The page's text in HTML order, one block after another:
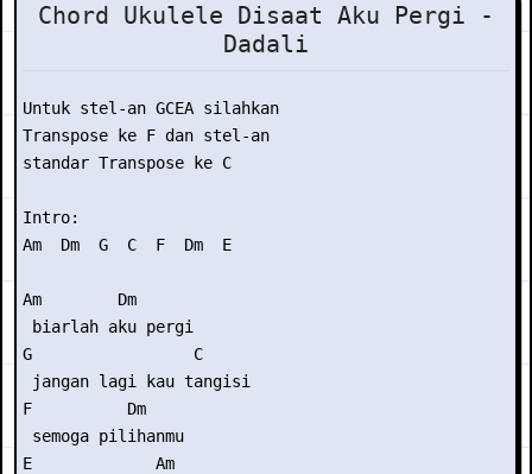
Chord Ukulele Disaat Aku Pergi -
Dadali
Untuk stel-an GCEA silahkan
Transpose ke F dan stel-an
standar Transpose ke C
Intro:
Am  Dm  G  C  F  Dm  E
Am        Dm
biarlah aku pergi
G                 C
jangan lagi kau tangisi
F          Dm
semoga pilihanmu
E             Am